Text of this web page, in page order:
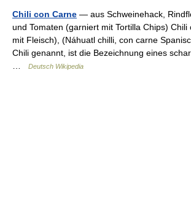
Chili con Carne — aus Schweinehack,
und Tomaten (garniert mit Tortilla Chips)
mit Fleisch), (Náhuatl chilli, con carne
Chili genannt, ist die Bezeichnung eines
Deutsch Wikipedia